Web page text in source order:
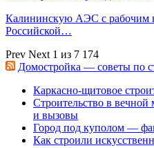
Калининскую АЭС с рабочим
Российской…
Prev Next 1 из 7 174
Домостройка — советы по
Каркасно-щитовое
Строительство в
и вызовы
Город под куполом —
Как строили